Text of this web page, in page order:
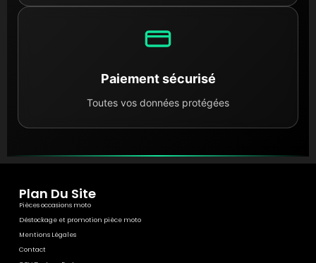
Paiement sécurisé
Toutes vos données protégées
Plan Du Site
Pièces occasions moto
Déstockage et promotion pièce moto
Mentions Légales
Contact